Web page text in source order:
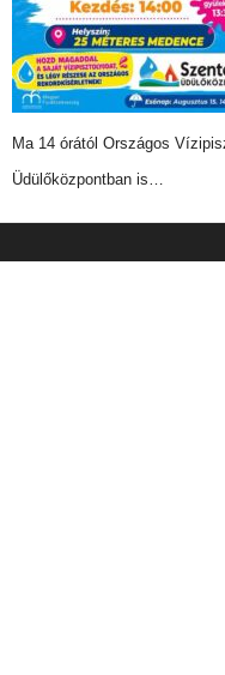
Ma 14 órától Országos
Üdülőközpontban is…